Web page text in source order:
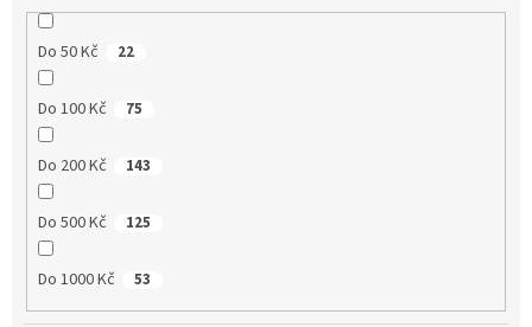
Do 50 Kč 22
Do 100 Kč 75
Do 200 Kč 143
Do 500 Kč 125
Do 1000 Kč 53